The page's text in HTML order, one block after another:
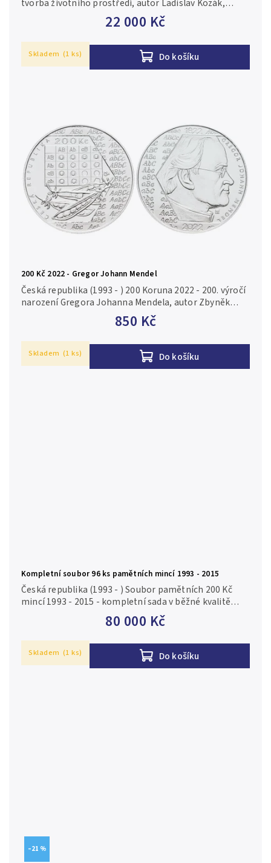
22 000 Kč
Do košíku
tvorba životního prostředí, autor Ladislav Kozák,
Aurea C105, etue, bez certifikátu, PROOF, nep. oxid.
Skladem (1 ks)
200 Kč 2022 - Gregor Johann Mendel
850 Kč
Do košíku
Česká republika (1993 - ) 200 Koruna 2022 - 200. výročí
narození Gregora Johanna Mendela, autor Zbyněk
Fojtů, Aurea C237, kapsle, bez certifikátu, běžná
Skladem (1 ks)
Kompletní soubor 96 ks pamětních mincí 1993 - 2015
80 000 Kč
Do košíku
Česká republika (1993 - ) Soubor pamětních 200 Kč
mincí 1993 - 2015 - kompletní sada v běžné kvalitě
Obsahuje mince 200 Kč 1993 - Ústava až 200 Kč 2015 -
České Budějovice, bez...
Skladem (1 ks)
–21 %